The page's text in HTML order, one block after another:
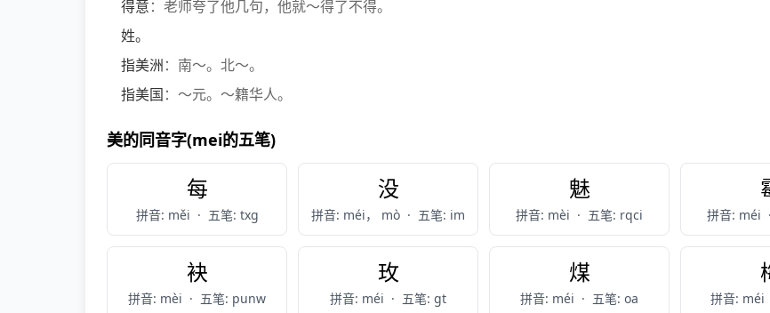
得意：老师夸了他几句，他就～得了不得。
姓。
指美洲：南～。北～。
指美国：～元。～籍华人。
美的同音字(mei的五笔)
每
拼音: měi · 五笔: txg
没
拼音: méi， mò · 五笔: im
魅
拼音: mèi · 五笔: rqci 拼音: méi ·
袂
拼音: mèi · 五笔: punw
玫
拼音: méi · 五笔: gt
煤
拼音: méi · 五笔: oa 拼音: méi